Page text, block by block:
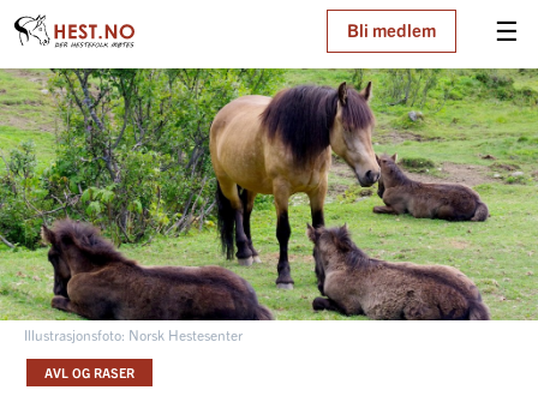
☰
Bli medlem
Illustrasjonsfoto: Norsk Hestesenter
AVL OG RASER